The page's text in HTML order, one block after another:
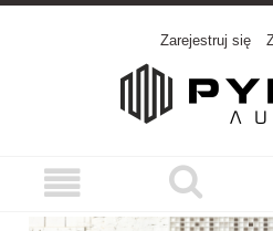
Zarejestruj się